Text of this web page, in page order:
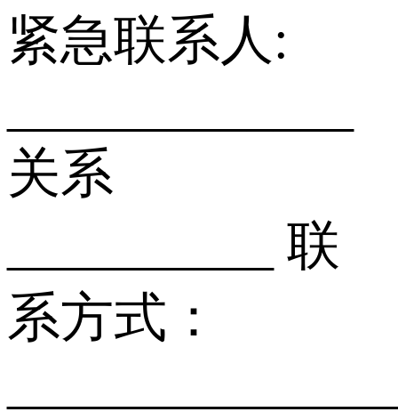
紧急联系人:
关系
__________ 联
系方式：